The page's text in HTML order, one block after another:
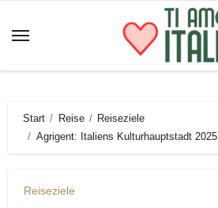
Inhalt
Start Reise
Reiseziele
Agrigent: Italiens Kulturhauptstadt 2025
Reiseziele